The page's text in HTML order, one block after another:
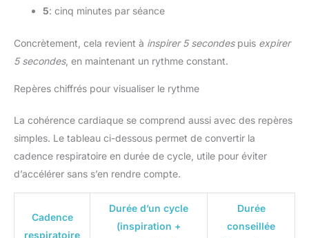
5: cinq minutes par séance
Concrètement, cela revient à inspirer 5 secondespuis expirer
5 secondes, en maintenant un rythme constant.
Repères chiffrés pour visualiser le rythme
La cohérence cardiaque se comprend aussi avec des repères
simples. Le tableau ci-dessous permet de convertir la
cadence respiratoire en durée de cycle, utile pour éviter
d’accélérer sans s’en rendre compte.
Cadence
respiratoire
Durée d’un cycle
(inspiration +
Durée
conseillée